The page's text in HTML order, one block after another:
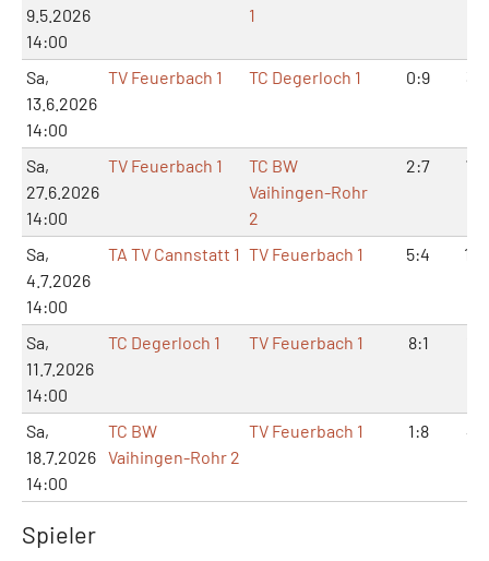
9.5.2026
14:00
1
Sa,
13.6.2026
14:00
TV Feuerbach 1 TC Degerloch 1 0:9
Sa,
27.6.2026
14:00
TV Feuerbach 1
TC BW
Vaihingen-Rohr
2
2:7
Sa,
4.7.2026
14:00
TA TV Cannstatt 1 TV Feuerbach 1 5:4
Sa,
11.7.2026
14:00
TC Degerloch 1 TV Feuerbach 1 8:1
Sa,
18.7.2026
14:00
TC BW
Vaihingen-Rohr 2
TV Feuerbach 1 1:8
Spieler